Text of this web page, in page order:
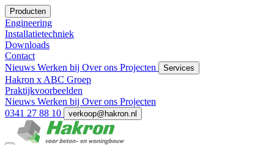
Producten
Engineering
Installatietechniek
Downloads
Contact
Nieuws Werken bij Over ons Projecten Services
Hakron x ABC Groep
Praktijkvoorbeelden
Nieuws Werken bij Over ons Projecten
0341 27 88 10
verkoop@hakron.nl